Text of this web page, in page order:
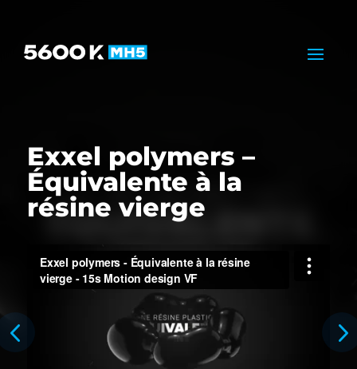
Exxel polymers –
Équivalente à la
résine vierge